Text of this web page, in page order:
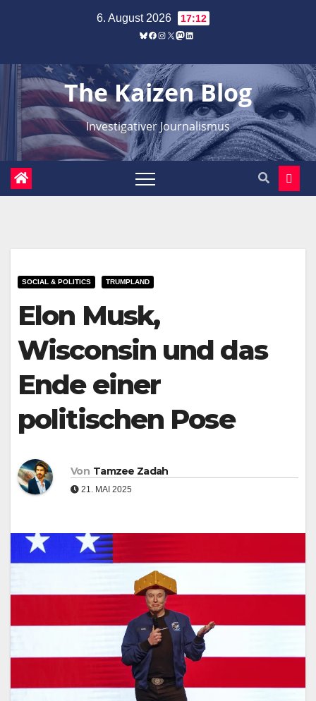
6. August 2026 17:12
Bluesky
Facebook
Instagram
X Mastodon
LinkedIn
The Kaizen Blog
Investigativer Journalismus
SOCIAL & POLITICS TRUMPLAND
Elon Musk,
Wisconsin und das
Ende einer
politischen Pose
Von Tamzee Zadah
21. MAI 2025